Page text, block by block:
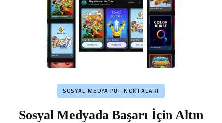
SOSYAL MEDYA PÜF NOKTALARI
Sosyal Medyada Başarı İçin Altın